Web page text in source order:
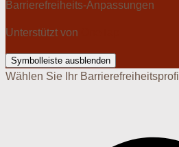
Barrierefreiheits-Anpassungen
Unterstützt von
Symbolleiste ausblenden
Wählen Sie Ihr Barrierefreiheitsprofil